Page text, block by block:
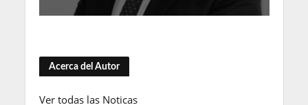
Acerca del Autor
Ver todas las Noticas